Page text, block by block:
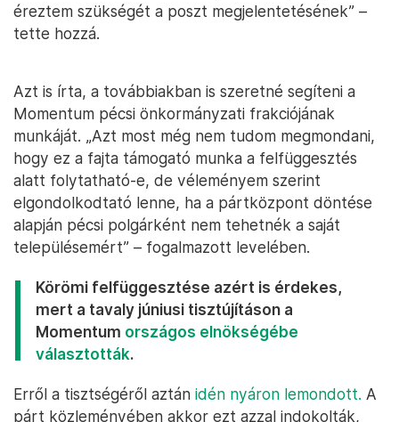
éreztem szükségét a poszt megjelentetésének” –
tette hozzá.
Azt is írta, a továbbiakban is szeretné segíteni a
Momentum pécsi önkormányzati frakciójának
munkáját. „Azt most még nem tudom megmondani,
hogy ez a fajta támogató munka a felfüggesztés
alatt folytatható-e, de véleményem szerint
elgondolkodtató lenne, ha a pártközpont döntése
alapján pécsi polgárként nem tehetnék a saját
településemért” – fogalmazott levelében.
Körömi felfüggesztése azért is érdekes,
mert a tavaly júniusi tisztújításon a
Momentum országos elnökségébe
választották.
Erről a tisztségéről aztán idén nyáron lemondott. A
párt közleményében akkor ezt azzal indokolták,